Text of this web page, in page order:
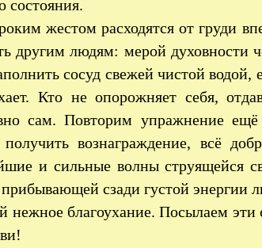
состояния.
жестом расходятся от груди
людям: мерой духовности
сосуд свежей чистой водой,
Кто не опорожняет себя,
сам. Повторим упражнение
вознаграждение, всё
и сильные волны струящейся
сзади густой энергии
нежное благоухание. Посылаем эти